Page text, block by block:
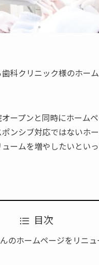
科クリニック様のホー
ープンと同時にホーム
ンシブ対応ではないホ
ームを増やしたいとい
目次
のホームページをリニュ